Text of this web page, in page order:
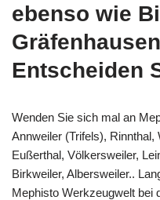
ebenso wie
Entscheiden
Wenden Sie sich mal an
Annweiler (Trifels), Rinnthal,
Eußerthal, Völkersweiler,
Birkweiler, Albersweiler..
Mephisto Werkzeugwelt bei